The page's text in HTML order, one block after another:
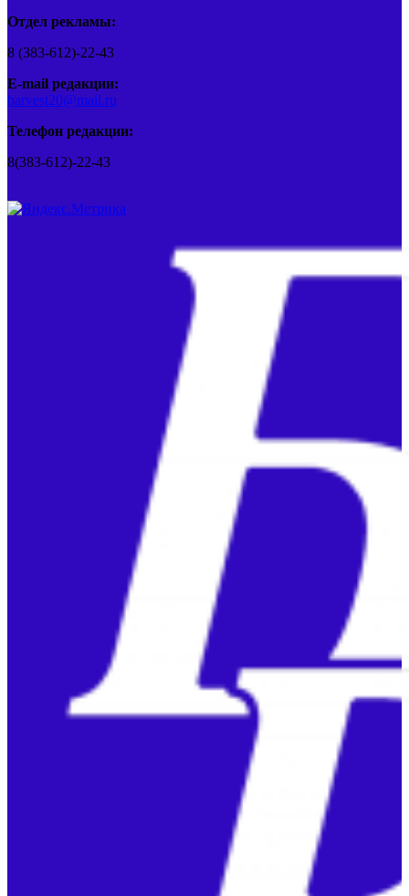
Отдел рекламы:
8 (383-612)-22-43
E-mail редакции:
barvest20@mail.ru
Телефон редакции:
8(383-612)-22-43